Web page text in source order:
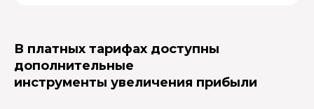
В платных тарифах доступны
дополнительные
инструменты увеличения прибыли